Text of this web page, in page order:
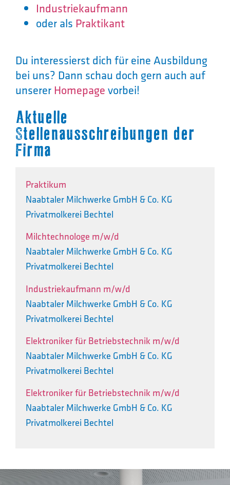
Industriekaufmann
oder als Praktikant
Du interessierst dich für eine Ausbildung
bei uns? Dann schau doch gern auch auf
unserer Homepagevorbei!
Aktuelle
Stellenausschreibungen der
Firma
Praktikum
Naabtaler Milchwerke GmbH & Co. KG
Privatmolkerei Bechtel
Milchtechnologe m/w/d
Naabtaler Milchwerke GmbH & Co. KG
Privatmolkerei Bechtel
Industriekaufmann m/w/d
Naabtaler Milchwerke GmbH & Co. KG
Privatmolkerei Bechtel
Elektroniker für Betriebstechnik m/w/d
Naabtaler Milchwerke GmbH & Co. KG
Privatmolkerei Bechtel
Elektroniker für Betriebstechnik m/w/d
Naabtaler Milchwerke GmbH & Co. KG
Privatmolkerei Bechtel